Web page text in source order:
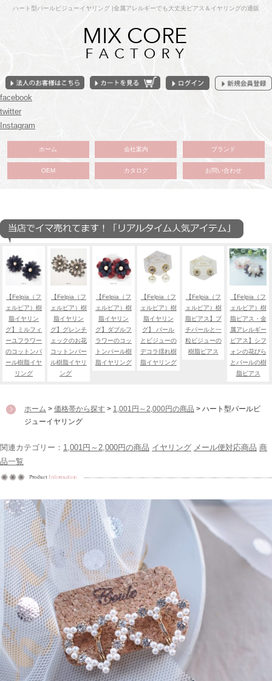
ハート型パールビジューイヤリング |金属アレルギーでも大丈夫ピアス＆イヤリングの通販
facebook
twitter
Instagram
ホーム 会社案内 ブランド
OEM カタログ お問い合わせ
【Felpia（フ
ェルピア）樹
脂イヤリン
グ】ミルフィ
ーユフラワー
のコットンパ
ール樹脂イヤ
リング
【Felpia（フ
ェルピア）樹
脂イヤリン
グ】グレンチ
ェックのお花
コットンパー
ル樹脂イヤリ
ング
【Felpia（フ
ェルピア）樹
脂イヤリン
グ】ダブルフ
ラワーのコッ
トンパール樹
脂イヤリング
【Felpia（フ
ェルピア）樹
脂イヤリン
グ】 パール
とビジューの
デコラ揺れ樹
脂イヤリング
【Felpia（フ
ェルピア）樹
脂ピアス】プ
チパールと一
粒ビジューの
樹脂ピアス
【Felpia（フ
ェルピア）樹
脂ピアス・金
属アレルギー
ピアス】シフ
ォンの花びら
とパールの樹
脂ピアス
ホーム > 価格帯から探す > 1,001円～2,000円の商品 > ハート型パールビ
ジューイヤリング
関連カテゴリー： 1,001円～2,000円の商品 イヤリング メール便対応商品 商
品一覧